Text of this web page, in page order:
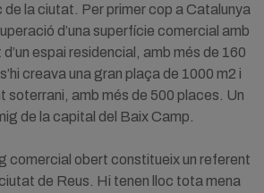
de la ciutat. Per primer cop a Catalunya
d’una superfície comercial amb
espai residencial, amb més de 160
creava una gran plaça de 1000 m2 i
soterrani, amb més de 500 places. Un
de la capital del Baix Camp.
comercial obert constitueix un referent
de Reus. Hi tenen lloc tota mena